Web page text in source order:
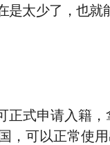
是太少了，也就
正式申请入籍，
，可以正常使